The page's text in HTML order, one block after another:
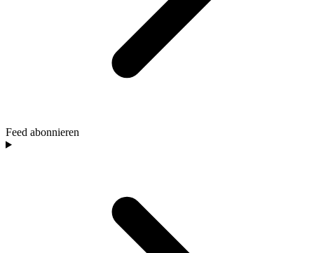
Feed abonnieren